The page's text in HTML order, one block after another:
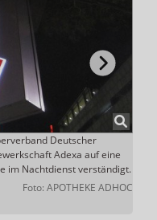
Deutscher
Adexa auf eine
im Nachtdienst verständigt.
Foto: APOTHEKE ADHOC